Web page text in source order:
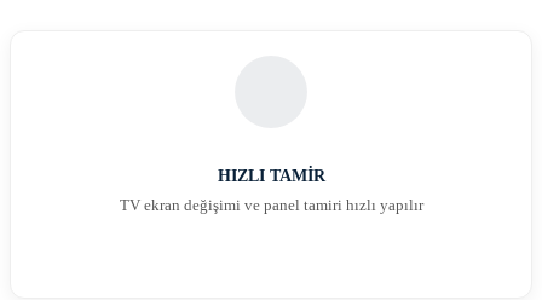
HIZLI TAMİR
TV ekran değişimi ve panel tamiri hızlı yapılır